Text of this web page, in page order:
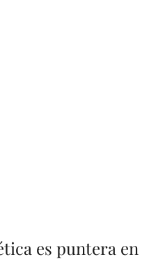
es puntera en